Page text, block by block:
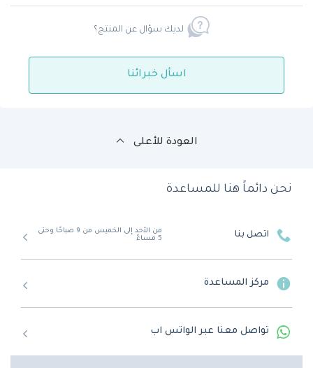
لديك سؤال عن المنتج؟
اسأل خبرائنا
العودة للأعلى
نحن دائماً هنا للمساعدة
اتصل بنا
من الأحد إلى الخميس من 9 صباحًا وحتى
5 مساءً
مركز المساعدة
تواصل معنا عبر الواتس اب